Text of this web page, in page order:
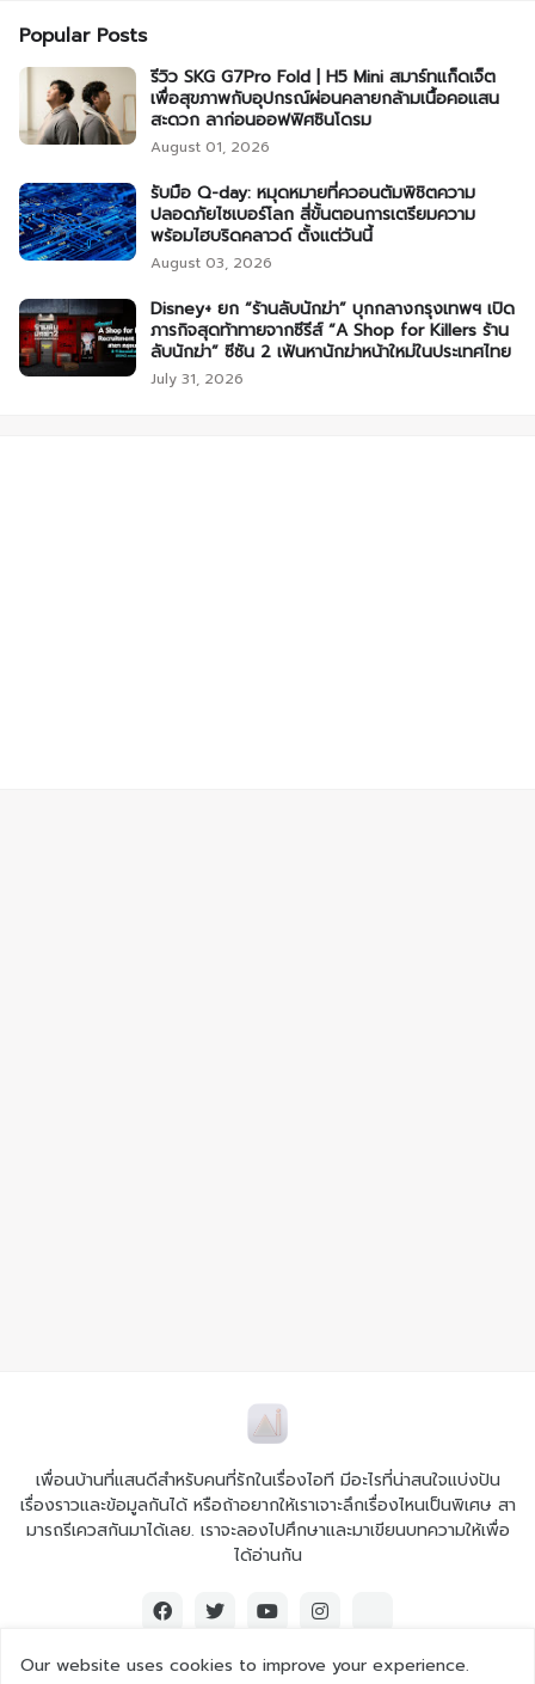
Popular Posts
รีวิว SKG G7Pro Fold | H5 Mini สมาร์ทแก็ดเจ็ต
เพื่อสุขภาพกับอุปกรณ์ผ่อนคลายกล้ามเนื้อคอแสน
สะดวก ลาก่อนออฟฟิศซินโดรม
August 01, 2026
รับมือ Q-day: หมุดหมายที่ควอนตัมพิชิตความ
ปลอดภัยไซเบอร์โลก สี่ขั้นตอนการเตรียมความ
พร้อมไฮบริดคลาวด์ ตั้งแต่วันนี้
August 03, 2026
Disney+ ยก “ร้านลับนักฆ่า” บุกกลางกรุงเทพฯ เปิด
ภารกิจสุดท้าทายจากซีรีส์ “A Shop for Killers ร้าน
ลับนักฆ่า” ซีซัน 2 เฟ้นหานักฆ่าหน้าใหม่ในประเทศไทย
July 31, 2026
เพื่อนบ้านที่แสนดีสำหรับคนที่รักในเรื่องไอที มีอะไรที่น่าสนใจแบ่งปัน
เรื่องราวและข้อมูลกันได้ หรือถ้าอยากให้เราเจาะลึกเรื่องไหนเป็นพิเศษ สา
มารถรีเควสกันมาได้เลย. เราจะลองไปศึกษาและมาเขียนบทความให้เพื่อ
ได้อ่านกัน
Our website uses cookies to improve your experience.